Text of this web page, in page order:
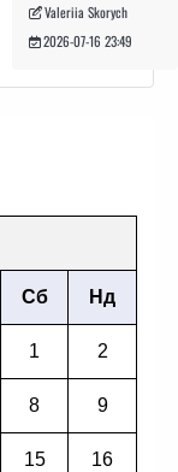
Valeriia Skorych
2026-07-16 23:49
Сб Нд
1 2
8 9
15 16